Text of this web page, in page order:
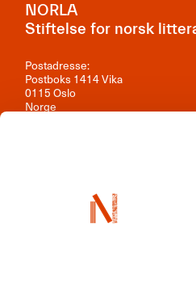
NORLA
Stiftelse for norsk
Postadresse:
Postboks 1414 Vika
0115 Oslo
Norge
Org.nr: 981 242 297